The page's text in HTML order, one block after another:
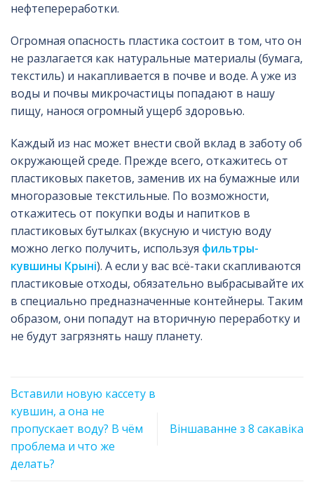
нефтепереработки.
Огромная опасность пластика состоит в том, что он
не разлагается как натуральные материалы (бумага,
текстиль) и накапливается в почве и воде. А уже из
воды и почвы микрочастицы попадают в нашу
пищу, нанося огромный ущерб здоровью.
Каждый из нас может внести свой вклад в заботу об
окружающей среде. Прежде всего, откажитесь от
пластиковых пакетов, заменив их на бумажные или
многоразовые текстильные. По возможности,
откажитесь от покупки воды и напитков в
пластиковых бутылках (вкусную и чистую воду
можно легко получить, используя фильтры-
кувшины Крынi). А если у вас всё-таки скапливаются
пластиковые отходы, обязательно выбрасывайте их
в специально предназначенные контейнеры. Таким
образом, они попадут на вторичную переработку и
не будут загрязнять нашу планету.
Вставили новую кассету в
кувшин, а она не
пропускает воду? В чём
проблема и что же
делать?
Віншаванне з 8 сакавіка